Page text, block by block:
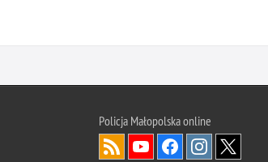
Policja Małopolska online